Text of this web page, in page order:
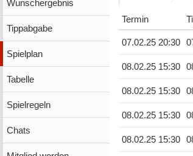
Wunschergebnis
Tippabgabe
Spielplan
Tabelle
Spielregeln
Chats
Termin
07.02.25 20:30
08.02.25 15:30
08.02.25 15:30
08.02.25 15:30
08.02.25 15:30